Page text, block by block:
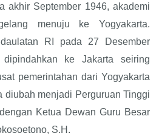
akhir September 1946, akademi
menuju ke Yogyakarta.
RI pada 27 Desember
ke Jakarta seiring
pemerintahan dari Yogyakarta
diubah menjadi Perguruan Tinggi
Ketua Dewan Guru Besar
S.H.